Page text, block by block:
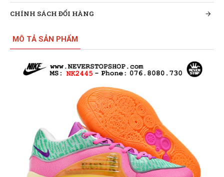
CHÍNH SÁCH ĐỔI HÀNG
MÔ TẢ SẢN PHẨM